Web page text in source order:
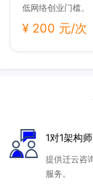
低网络创业门槛。
¥ 200 元/次
1对1架构
提供迁云咨
服务。